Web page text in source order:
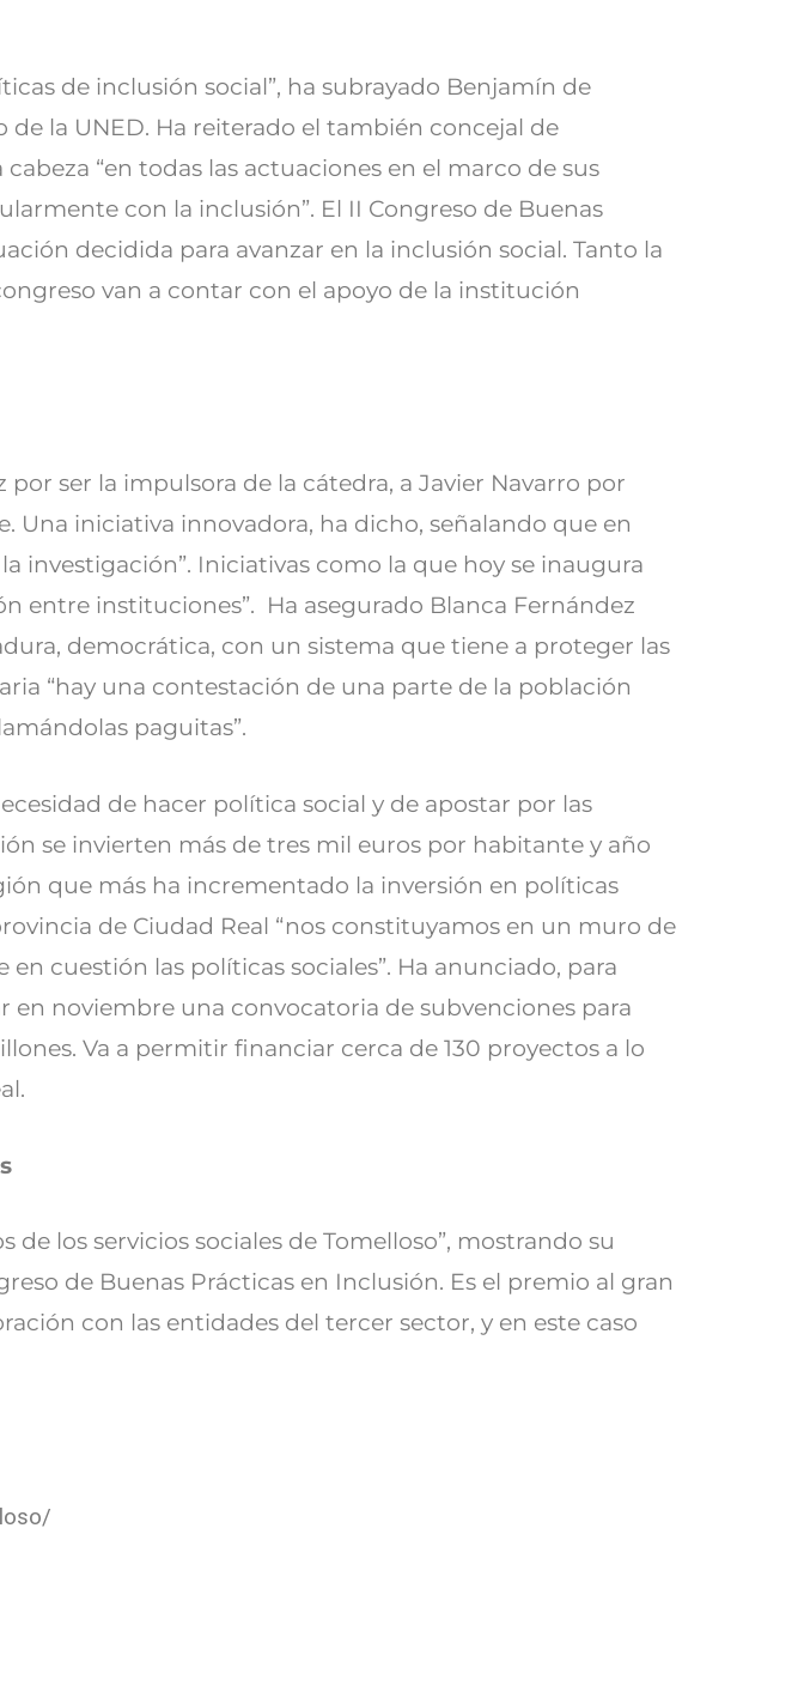
de inclusión social”, ha subrayado Benjamín de
la UNED. Ha reiterado el también concejal de
“en todas las actuaciones en el marco de sus
con la inclusión”. El II Congreso de Buenas
decidida para avanzar en la inclusión social. Tanto la
van a contar con el apoyo de la institución
ser la impulsora de la cátedra, a Javier Navarro por
Una iniciativa innovadora, ha dicho, señalando que en
investigación”. Iniciativas como la que hoy se inaugura
entre instituciones”. Ha asegurado Blanca Fernández
democrática, con un sistema que tiene a proteger las
“hay una contestación de una parte de la población
paguitas”.
de hacer política social y de apostar por las
se invierten más de tres mil euros por habitante y año
que más ha incrementado la inversión en políticas
de Ciudad Real “nos constituyamos en un muro de
cuestión las políticas sociales”. Ha anunciado, para
en noviembre una convocatoria de subvenciones para
Va a permitir financiar cerca de 130 proyectos a lo
los servicios sociales de Tomelloso”, mostrando su
de Buenas Prácticas en Inclusión. Es el premio al gran
con las entidades del tercer sector, y en este caso